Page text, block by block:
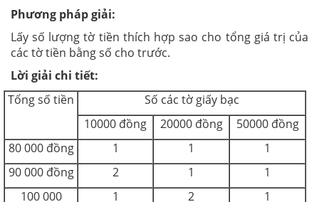
Phương pháp giải:
Lấy số lượng tờ tiền thích hợp sao cho tổng giá trị của
các tờ tiền bằng số cho trước.
Lời giải chi tiết:
Tổng số tiền
Số các tờ giấy bạc
10000 đồng
20000 đồng
50000 đồng
80 000 đồng
1 1
1
90 000 đồng
2 1
1
100 000
1 2 1